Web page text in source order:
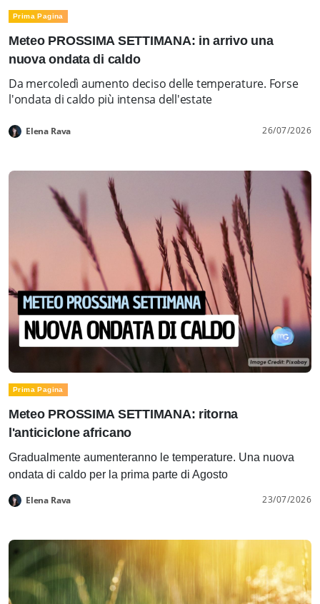
Prima Pagina
Meteo PROSSIMA SETTIMANA: in arrivo una
nuova ondata di caldo
Da mercoledì aumento deciso delle temperature. Forse
l'ondata di caldo più intensa dell'estate
Elena Rava 26/07/2026
Prima Pagina
Meteo PROSSIMA SETTIMANA: ritorna
l'anticiclone africano
Gradualmente aumenteranno le temperature. Una nuova
ondata di caldo per la prima parte di Agosto
Elena Rava 23/07/2026